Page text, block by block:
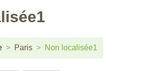
Paris Non localisée1